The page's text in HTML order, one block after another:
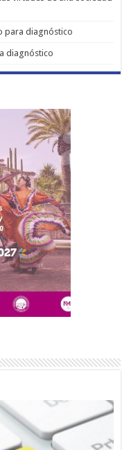
para diagnóstico
diagnóstico